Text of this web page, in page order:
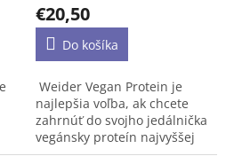
€20,50
Do košíka
Weider Vegan Protein je
najlepšia voľba, ak chcete
zahrnúť do svojho jedálnička
vegánsky proteín najvyššej
kvality a lahodnej chuti.